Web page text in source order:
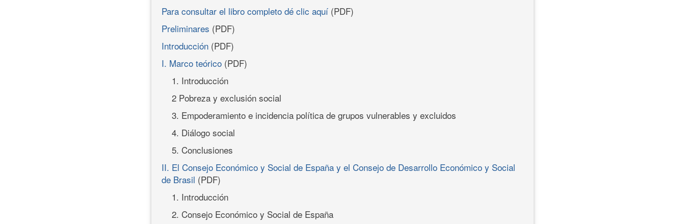
Para consultar el libro completo dé clic aquí (PDF)
Preliminares (PDF)
Introducción (PDF)
I. Marco teórico (PDF)
1. Introducción
2 Pobreza y exclusión social
3. Empoderamiento e incidencia política de grupos vulnerables y excluidos
4. Diálogo social
5. Conclusiones
II. El Consejo Económico y Social de España y el Consejo de Desarrollo Económico y Social
de Brasil (PDF)
1. Introducción
2. Consejo Económico y Social de España